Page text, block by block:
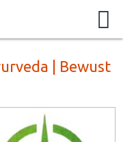
| Bewust